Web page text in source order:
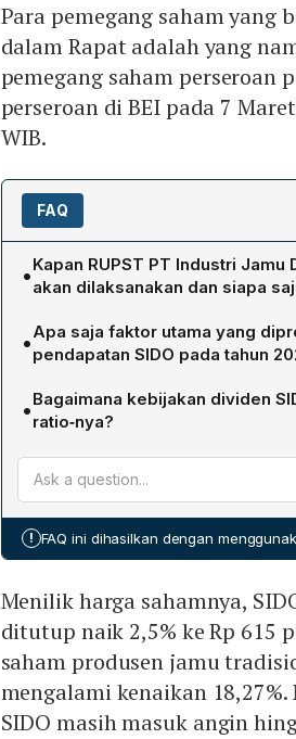
Para pemegang saham
dalam Rapat adalah yang
pemegang saham perseroan
perseroan di BEI pada 7
WIB.
FAQ
•Kapan RUPST PT Industri Jamu
akan dilaksanakan dan siapa
Rapat umum pemegang saham
3 April 2024 di Semarang.
yang namanya tercatat dalam
perdagangan di BEI pada 7 Maret
•Apa saja faktor utama yang
pendapatan SIDO pada tahun
Pertumbuhan pendapatan 2024
yang lebih baik, ekspansi pasar
kontribusi produk baru seperti
penurunan biaya bahan baku
•Bagaimana kebijakan dividen
ratio‑nya?
SIDO menargetkan payout ratio di
yang relatif tinggi. Manajemen
sementara konsensus pasar
! FAQ ini dihasilkan dengan
Menilik harga sahamnya,
ditutup naik 2,5% ke Rp 615
saham produsen jamu
mengalami kenaikan
SIDO masih masuk angin